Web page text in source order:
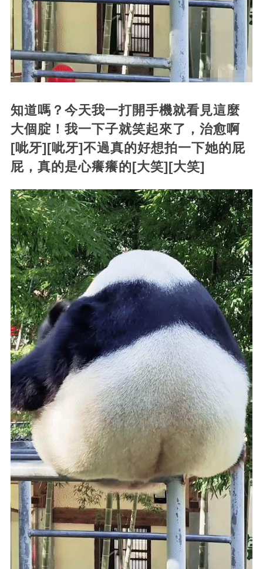
知道嗎？今天我一打開手機就看見這麼
大個腚！我一下子就笑起來了，治愈啊
[呲牙][呲牙]不過真的好想拍一下她的屁
屁，真的是心癢癢的[大笑][大笑]